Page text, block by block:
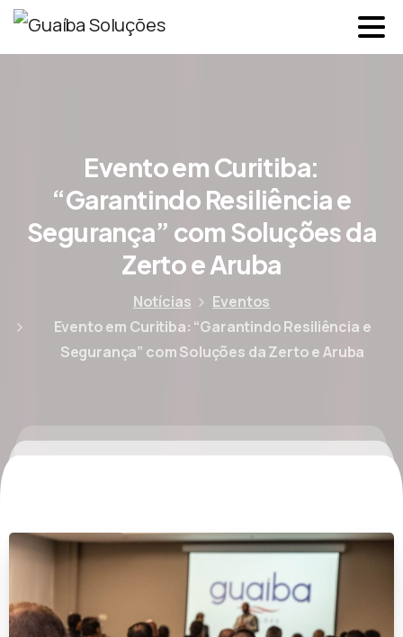
Evento em Curitiba:
“Garantindo Resiliência e
Segurança” com Soluções da
Zerto e Aruba
Notícias
Eventos
Evento em Curitiba: “Garantindo Resiliência e
Segurança” com Soluções da Zerto e Aruba